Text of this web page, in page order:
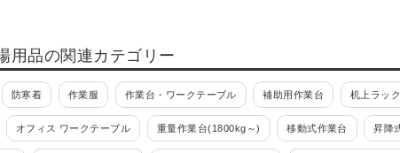
用品の関連カテゴリー
防寒着 作業服 作業台・ワークテーブル 補助用作業台 机上ラッ
オフィス ワークテーブル 重量作業台(1800kg～) 移動式作業台 昇降